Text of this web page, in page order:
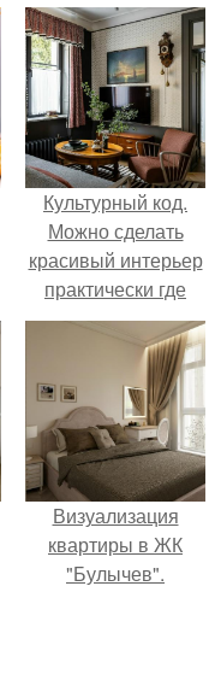
Культурный код.
Можно сделать
красивый интерьер
практически где
угодно.
Визуализация
квартиры в ЖК
"Булычев".